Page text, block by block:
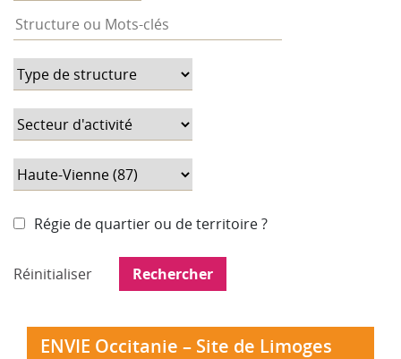
Régie de quartier ou de territoire ?
Réinitialiser
ENVIE Occitanie – Site de Limoges